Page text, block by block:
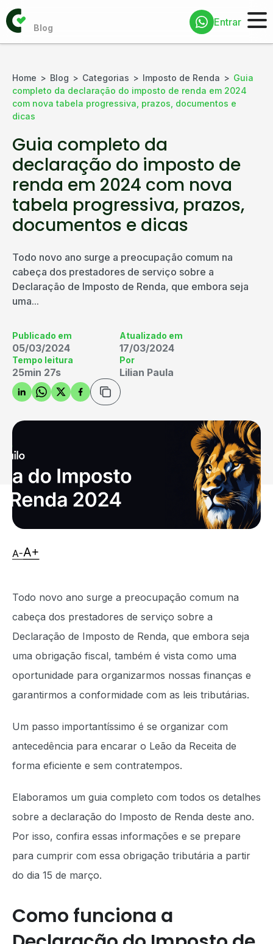
Entrar
Home Blog Categorias Imposto de Renda
Guia
completo da declaração do imposto de renda em 2024
com nova tabela progressiva, prazos, documentos e
dicas
Guia completo da
declaração do imposto de
renda em 2024 com nova
tabela progressiva, prazos,
documentos e dicas
Todo novo ano surge a preocupação comum na
cabeça dos prestadores de serviço sobre a
Declaração de Imposto de Renda, que embora seja
uma...
Publicado em
05/03/2024
Atualizado em
17/03/2024
Tempo leitura
25min 27s
Por
Lilian Paula
Todo novo ano surge a preocupação comum na
cabeça dos prestadores de serviço sobre a
Declaração de Imposto de Renda, que embora seja
uma obrigação fiscal, também é vista como uma
oportunidade para organizarmos nossas finanças e
garantirmos a conformidade com as leis tributárias.
Um passo importantíssimo é se organizar com
antecedência para encarar o Leão da Receita de
forma eficiente e sem contratempos.
Elaboramos um guia completo com todos os detalhes
sobre a declaração do Imposto de Renda deste ano.
Por isso, confira essas informações e se prepare
para cumprir com essa obrigação tributária a partir
do dia 15 de março.
Como funciona a